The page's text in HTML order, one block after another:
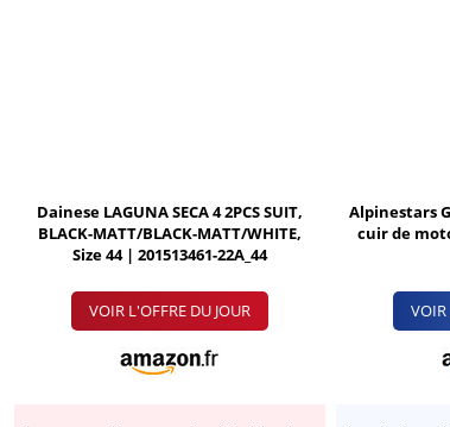
Dainese LAGUNA SECA 4 2PCS SUIT,
BLACK-MATT/BLACK-MATT/WHITE,
Size 44 | 201513461-22A_44
VOIR L'OFFRE DU JOUR
Alpinestars
cuir de
VOIR